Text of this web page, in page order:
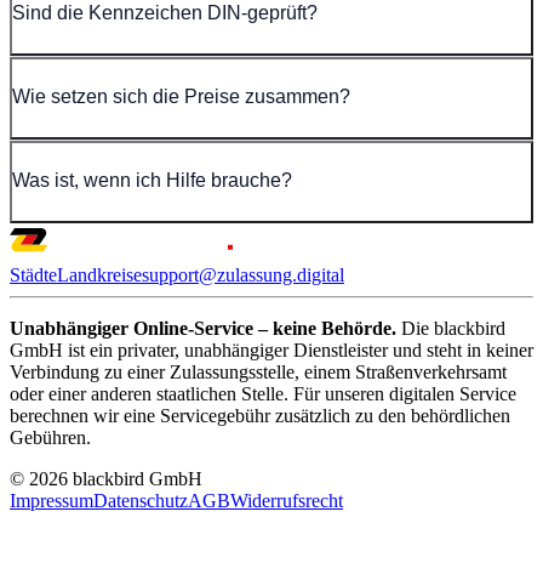
Sind die Kennzeichen DIN-geprüft?
Wie setzen sich die Preise zusammen?
Was ist, wenn ich Hilfe brauche?
StädteLandkreisesupport@zulassung.digital
Unabhängiger Online-Service – keine Behörde. Die blackbird
GmbH ist ein privater, unabhängiger Dienstleister und steht in keiner
Verbindung zu einer Zulassungsstelle, einem Straßenverkehrsamt
oder einer anderen staatlichen Stelle. Für unseren digitalen Service
berechnen wir eine Servicegebühr zusätzlich zu den behördlichen
Gebühren.
© 2026 blackbird GmbH
ImpressumDatenschutzAGBWiderrufsrecht